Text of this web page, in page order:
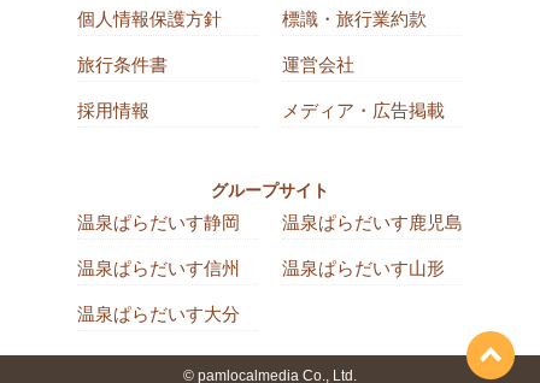
個人情報保護方針 標識・旅行業約款
旅行条件書 運営会社
採用情報 メディア・広告掲載
グループサイト
温泉ぱらだいす静岡 温泉ぱらだいす鹿児島
温泉ぱらだいす信州 温泉ぱらだいす山形
温泉ぱらだいす大分
© pamlocalmedia Co., Ltd.